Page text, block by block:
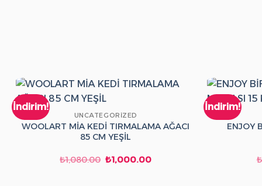
İndirim!
UNCATEGORIZED
WOOLART MİA KEDİ TIRMALAMA AĞACI
85 CM YEŞİL
₺1,080.00 Orijinal
fiyat:
₺1,000.00Şu
İndirim!
ENJOY
₺